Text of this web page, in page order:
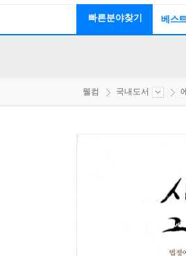
빠른분야찾기 베스
웰컴 국내도서